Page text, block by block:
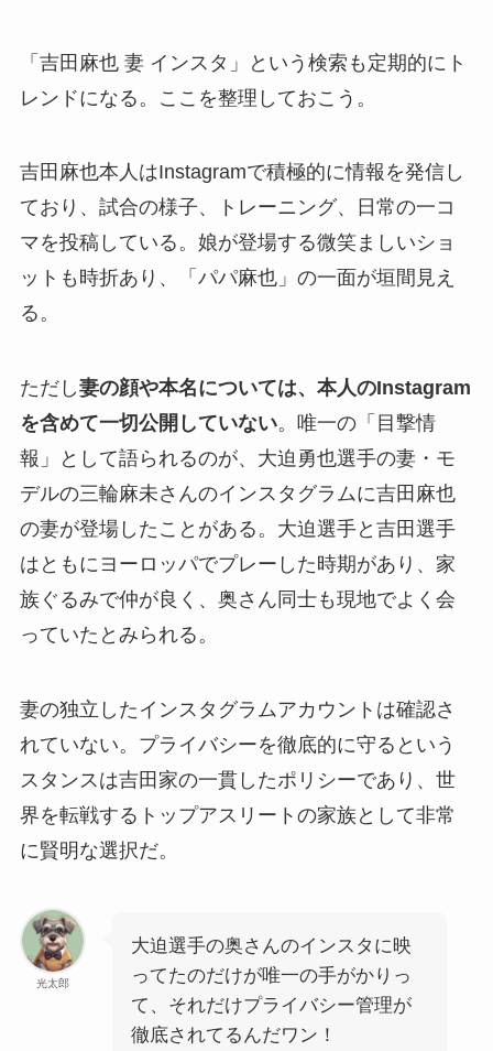
「吉田麻也 妻 インスタ」という検索も定期的にト
レンドになる。ここを整理しておこう。
吉田麻也本人はInstagramで積極的に情報を発信し
ており、試合の様子、トレーニング、日常の一コ
マを投稿している。娘が登場する微笑ましいショ
ットも時折あり、「パパ麻也」の一面が垣間見え
る。
ただし妻の顔や本名については、本人のInstagram
を含めて一切公開していない。唯一の「目撃情
報」として語られるのが、大迫勇也選手の妻・モ
デルの三輪麻未さんのインスタグラムに吉田麻也
の妻が登場したことがある。大迫選手と吉田選手
はともにヨーロッパでプレーした時期があり、家
族ぐるみで仲が良く、奥さん同士も現地でよく会
っていたとみられる。
妻の独立したインスタグラムアカウントは確認さ
れていない。プライバシーを徹底的に守るという
スタンスは吉田家の一貫したポリシーであり、世
界を転戦するトップアスリートの家族として非常
に賢明な選択だ。
光太郎
大迫選手の奥さんのインスタに映
ってたのだけが唯一の手がかりっ
て、それだけプライバシー管理が
徹底されてるんだワン！